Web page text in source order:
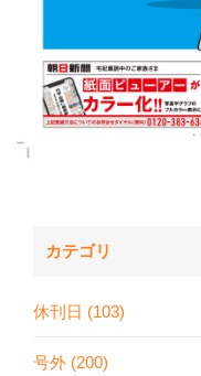
カテゴリ
休刊日 (103)
号外 (200)